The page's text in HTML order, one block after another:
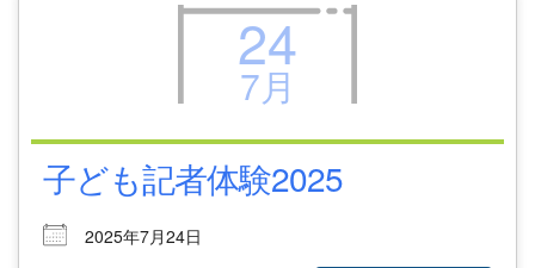
24
7月
子ども記者体験2025
2025年7月24日